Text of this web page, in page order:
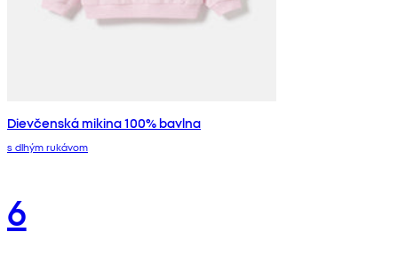
Dievčenská mikina 100% bavlna
s dlhým rukávom
6